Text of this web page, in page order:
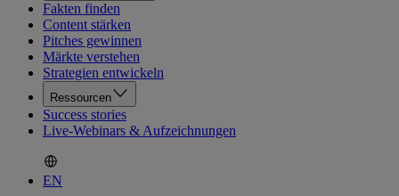
Fakten finden
Content stärken
Pitches gewinnen
Märkte verstehen
Strategien entwickeln
Ressourcen
Success stories
Live-Webinars & Aufzeichnungen
EN